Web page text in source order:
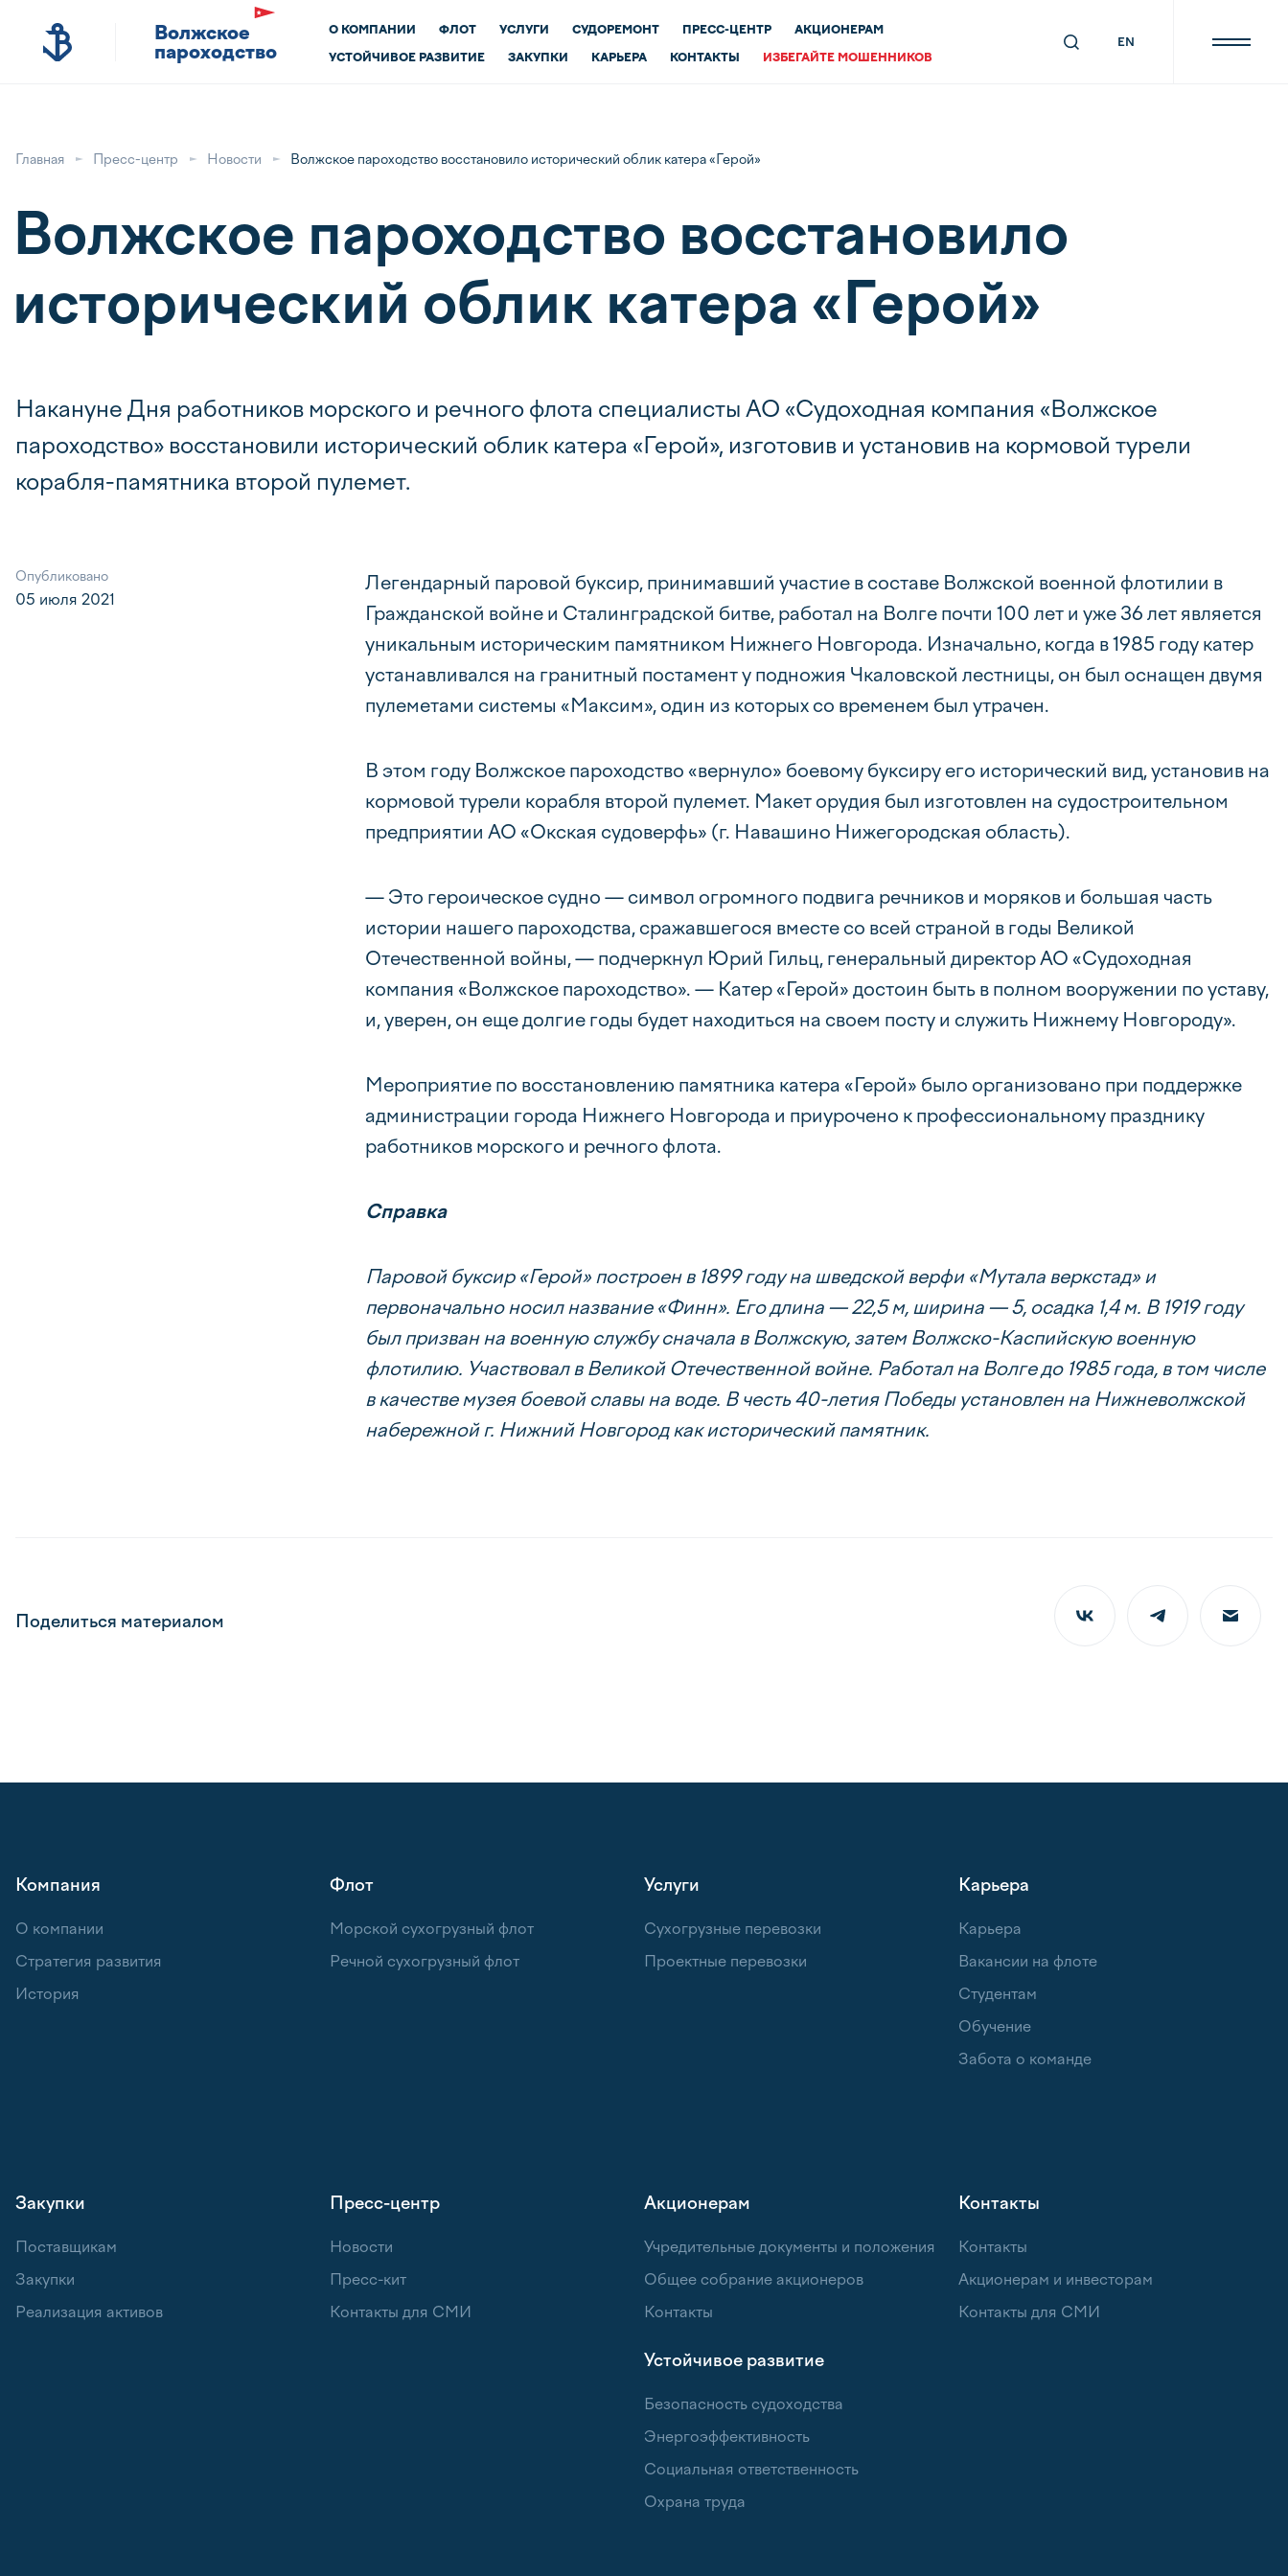
Волжское
пароходство
О КОМПАНИИ ФЛОТ УСЛУГИ СУДОРЕМОНТ ПРЕСС-ЦЕНТР АКЦИОНЕРАМ
УСТОЙЧИВОЕ РАЗВИТИЕ ЗАКУПКИ КАРЬЕРА КОНТАКТЫ ИЗБЕГАЙТЕ МОШЕННИКОВ
EN
Главная Пресс-центр Новости Волжское пароходство восстановило исторический облик катера «Герой»
Волжское пароходство восстановило
исторический облик катера «Герой»
Накануне Дня работников морского и речного флота специалисты АО «Судоходная компания «Волжское
пароходство» восстановили исторический облик катера «Герой», изготовив и установив на кормовой турели
корабля-памятника второй пулемет.
Опубликовано
05 июля 2021
Легендарный паровой буксир, принимавший участие в составе Волжской военной флотилии в
Гражданской войне и Сталинградской битве, работал на Волге почти 100 лет и уже 36 лет является
уникальным историческим памятником Нижнего Новгорода. Изначально, когда в 1985 году катер
устанавливался на гранитный постамент у подножия Чкаловской лестницы, он был оснащен двумя
пулеметами системы «Максим», один из которых со временем был утрачен.
В этом году Волжское пароходство «вернуло» боевому буксиру его исторический вид, установив на
кормовой турели корабля второй пулемет. Макет орудия был изготовлен на судостроительном
предприятии АО «Окская судоверфь» (г. Навашино Нижегородская область).
— Это героическое судно — символ огромного подвига речников и моряков и большая часть
истории нашего пароходства, сражавшегося вместе со всей страной в годы Великой
Отечественной войны, — подчеркнул Юрий Гильц, генеральный директор АО «Судоходная
компания «Волжское пароходство». — Катер «Герой» достоин быть в полном вооружении по уставу,
и, уверен, он еще долгие годы будет находиться на своем посту и служить Нижнему Новгороду».
Мероприятие по восстановлению памятника катера «Герой» было организовано при поддержке
администрации города Нижнего Новгорода и приурочено к профессиональному празднику
работников морского и речного флота.
Справка
Паровой буксир «Герой» построен в 1899 году на шведской верфи «Мутала веркстад» и
первоначально носил название «Финн». Его длина — 22,5 м, ширина — 5, осадка 1,4 м. В 1919 году
был призван на военную службу сначала в Волжскую, затем Волжско-Каспийскую военную
флотилию. Участвовал в Великой Отечественной войне. Работал на Волге до 1985 года, в том числе
в качестве музея боевой славы на воде. В честь 40-летия Победы установлен на Нижневолжской
набережной г. Нижний Новгород как исторический памятник.
Поделиться материалом
Компания
О компании
Стратегия развития
История
Флот
Морской сухогрузный флот
Речной сухогрузный флот
Услуги
Сухогрузные перевозки
Проектные перевозки
Карьера
Карьера
Вакансии на флоте
Студентам
Обучение
Забота о команде
Закупки
Поставщикам
Закупки
Реализация активов
Пресс-центр
Новости
Пресс-кит
Контакты для СМИ
Акционерам
Учредительные документы и положения
Общее собрание акционеров
Контакты
Устойчивое развитие
Безопасность судоходства
Энергоэффективность
Социальная ответственность
Охрана труда
Контакты
Контакты
Акционерам и инвесторам
Контакты для СМИ